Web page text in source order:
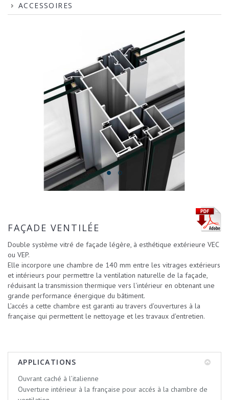
ACCESSOIRES
FAÇADE VENTILÉE
Double système vitré de façade légère, à esthétique extérieure VEC
ou VEP.
Elle incorpore une chambre de 140 mm entre les vitrages extérieurs
et intérieurs pour permettre la ventilation naturelle de la façade,
réduisant la transmission thermique vers l'intérieur en obtenant une
grande performance énergique du bâtiment.
L’accés a cette chambre est garanti au travers d'ouvertures à la
française qui permettent le nettoyage et les travaux d'entretien.
APPLICATIONS
Ouvrant caché à l’italienne
Ouverture intérieur à la française pour accés à la chambre de